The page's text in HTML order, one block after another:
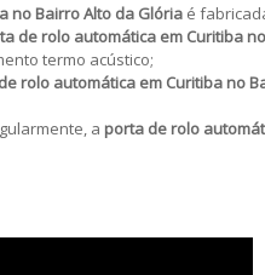
no Bairro Alto da Glória é
de rolo automática em Curitiba
termo acústico;
rolo automática em Curitiba no
a porta de rolo